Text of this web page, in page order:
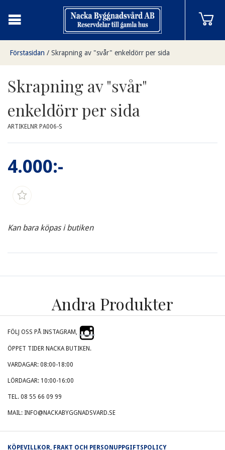
Förstasidan / Skrapning av "svår" enkeldörr per sida
Skrapning av "svår"
enkeldörr per sida
ARTIKELNR PA006-S
4.000:-
Kan bara köpas i butiken
Andra Produkter
FÖLJ OSS PÅ INSTAGRAM,
ÖPPET TIDER NACKA BUTIKEN.
VARDAGAR: 08:00-18:00
LÖRDAGAR: 10:00-16:00
TEL. 08 55 66 09 99
MAIL: INFO@NACKABYGGNADSVARD.SE
KÖPEVILLKOR, FRAKT OCH PERSONUPPGIFTSPOLICY